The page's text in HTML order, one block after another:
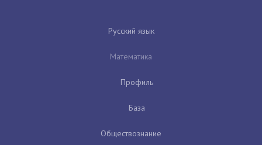
Русский язык
Математика
Профиль
База
Обществознание